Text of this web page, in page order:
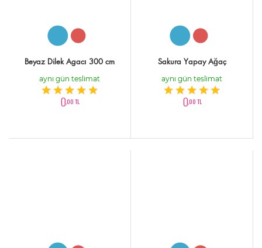
Beyaz Dilek Agacı 300 cm
aynı gün teslimat
0,00 TL
Sakura Yapay Ağaç
aynı gün teslimat
0,00 TL